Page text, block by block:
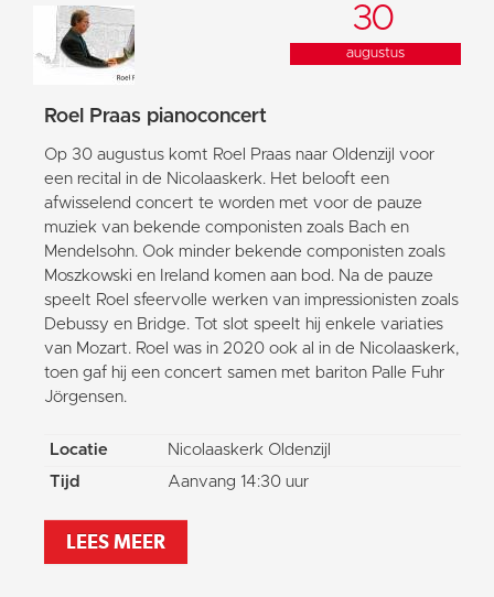
30
augustus
Roel Praas pianoconcert
Op 30 augustus komt Roel Praas naar Oldenzijl voor
een recital in de Nicolaaskerk. Het belooft een
afwisselend concert te worden met voor de pauze
muziek van bekende componisten zoals Bach en
Mendelsohn. Ook minder bekende componisten zoals
Moszkowski en Ireland komen aan bod. Na de pauze
speelt Roel sfeervolle werken van impressionisten zoals
Debussy en Bridge. Tot slot speelt hij enkele variaties
van Mozart. Roel was in 2020 ook al in de Nicolaaskerk,
toen gaf hij een concert samen met bariton Palle Fuhr
Jörgensen.
Locatie
Nicolaaskerk Oldenzijl
Tijd
Aanvang 14:30 uur
LEES MEER